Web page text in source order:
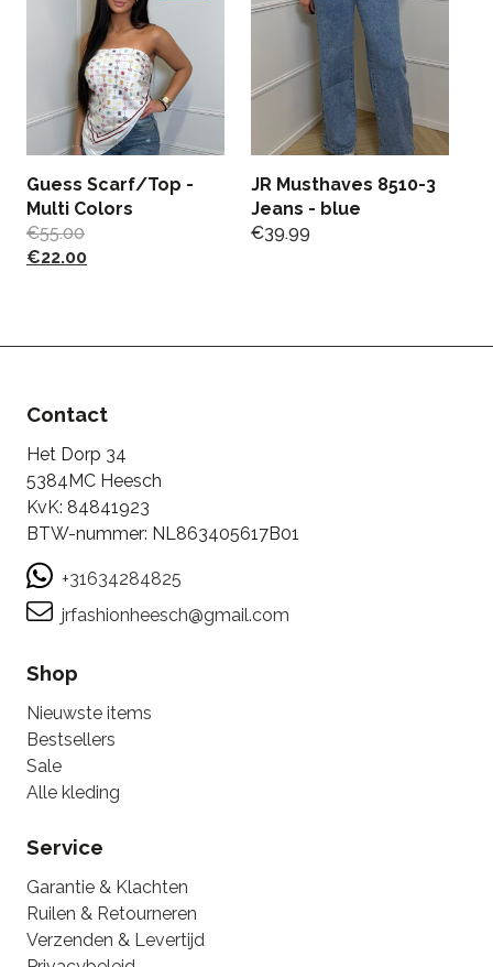
Guess Scarf/Top -
Multi Colors
€55.00
€22.00
JR Musthaves 8510-3
Jeans - blue
€39.99
Contact
Het Dorp 34
5384MC Heesch
KvK: 84841923
BTW-nummer: NL863405617B01
+31634284825
jrfashionheesch@gmail.com
Shop
Nieuwste items
Bestsellers
Sale
Alle kleding
Service
Garantie & Klachten
Ruilen & Retourneren
Verzenden & Levertijd